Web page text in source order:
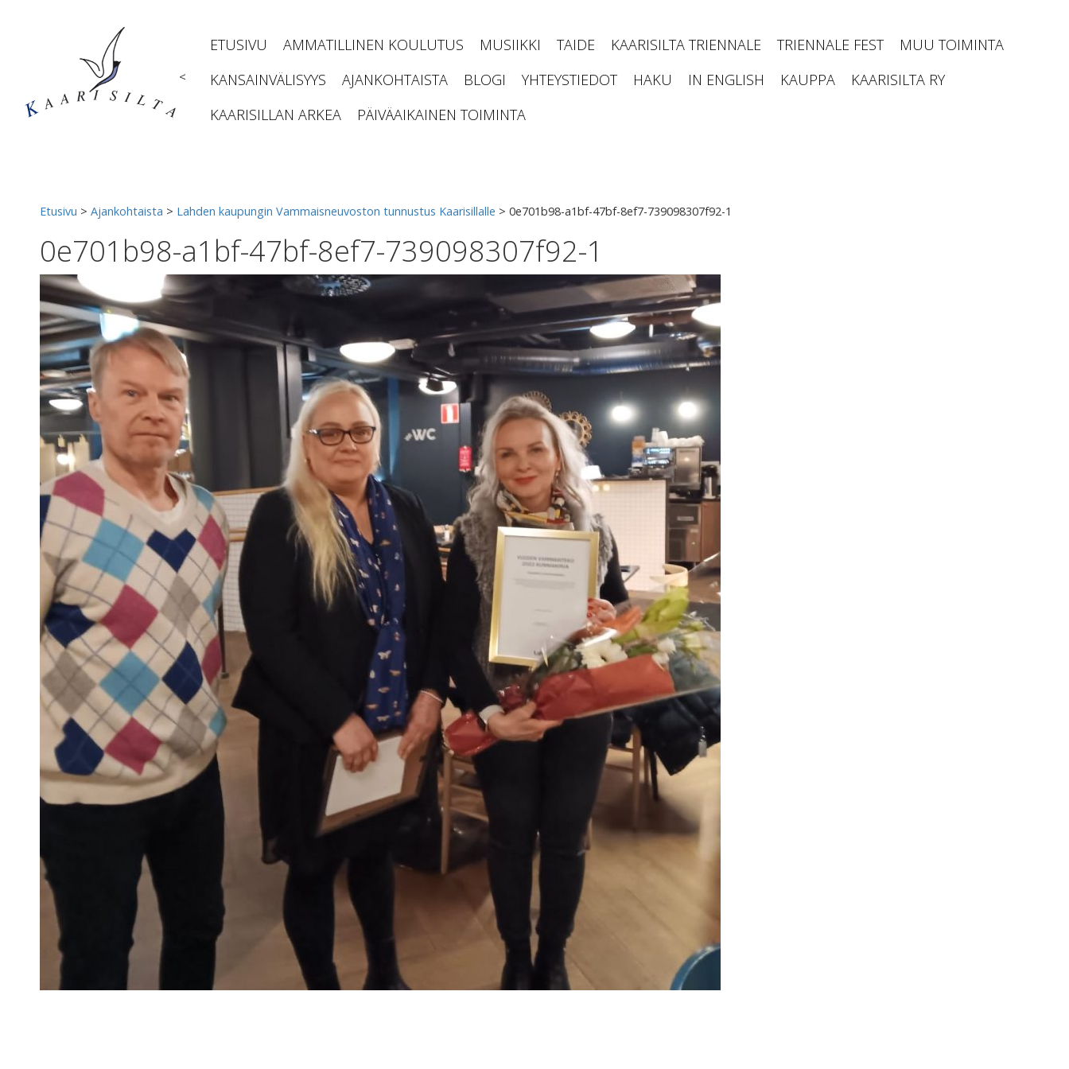
<
ETUSIVU AMMATILLINEN KOULUTUS MUSIIKKI TAIDE KAARISILTA TRIENNALE TRIENNALE FEST
MUU TOIMINTA
KANSAINVÄLISYYS
AJANKOHTAISTA BLOGI YHTEYSTIEDOT HAKU IN ENGLISH KAUPPA
KAARISILTA RY
KAARISILLAN ARKEA
PÄIVÄAIKAINEN TOIMINTA
Etusivu > Ajankohtaista > Lahden kaupungin Vammaisneuvoston tunnustus Kaarisillalle > 0e701b98-a1bf-47bf-8ef7-739098307f92-1
0e701b98-a1bf-47bf-8ef7-739098307f92-1